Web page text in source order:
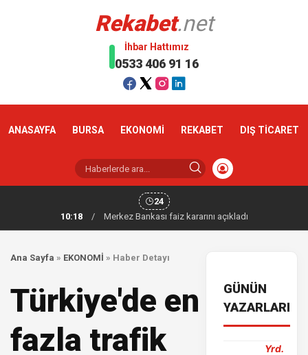
Rekabet.net
İhbar Hattımız
0533 406 91 16
ANASAYFA BURSA EKONOMİ REKABET DIŞ TİCARET
24
10:18
/ Merkez Bankası faiz kararını açıkladı
Ana Sayfa » EKONOMİ » Haber Detayı
Türkiye'de en
fazla trafik
GÜNÜN
YAZARLARI
Yrd.